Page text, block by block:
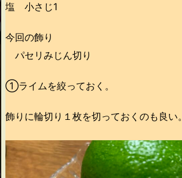
塩 小さじ1
今回の飾り
パセリみじん切り
①ライムを絞っておく。
飾りに輪切り１枚を切っておくのも良い。